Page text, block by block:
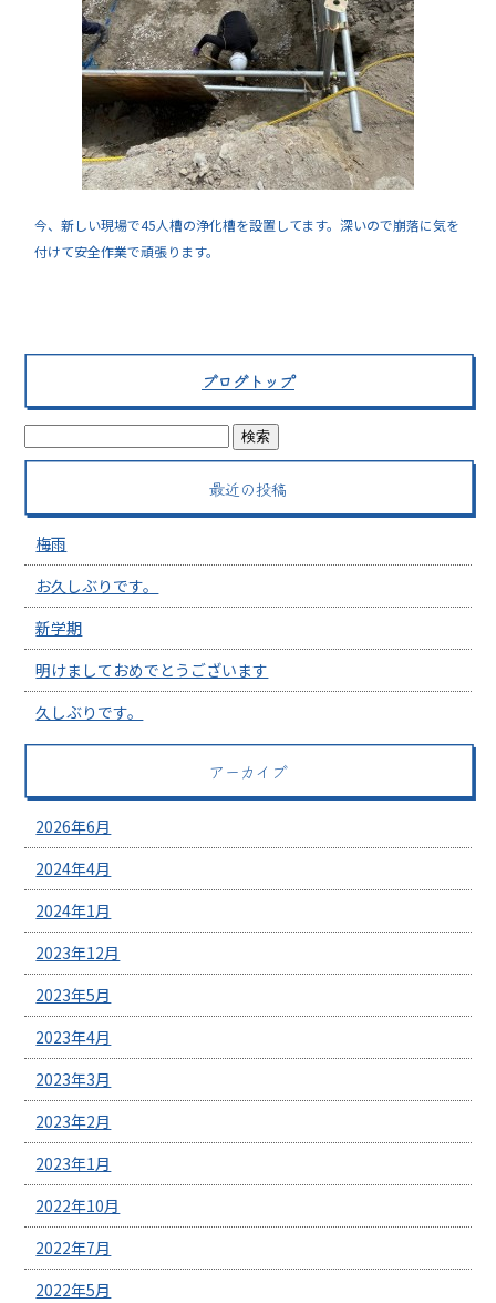
今、新しい現場で45人槽の浄化槽を設置してます。深いので崩落に気を
付けて安全作業で頑張ります。
ブログトップ
最近の投稿
梅雨
お久しぶりです。
新学期
明けましておめでとうございます
久しぶりです。
アーカイブ
2026年6月
2024年4月
2024年1月
2023年12月
2023年5月
2023年4月
2023年3月
2023年2月
2023年1月
2022年10月
2022年7月
2022年5月